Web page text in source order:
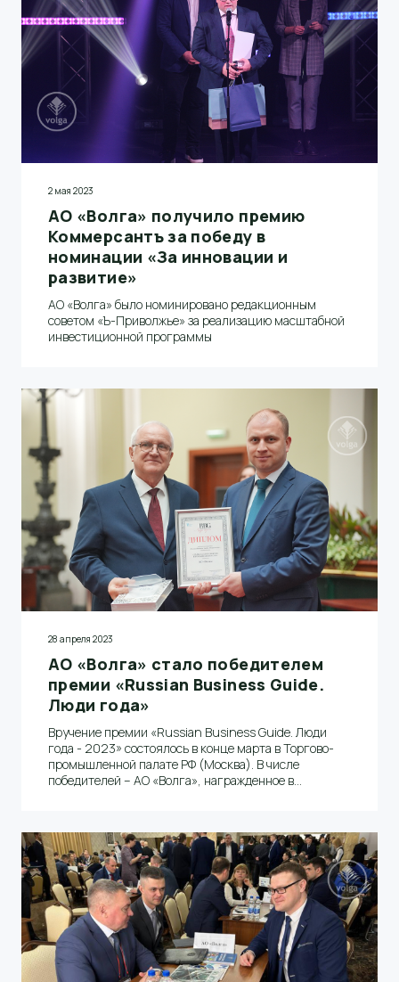
2 мая 2023
АО «Волга» получило премию
Коммерсантъ за победу в
номинации «За инновации и
развитие»
АО «Волга» было номинировано редакционным
советом «Ъ-Приволжье» за реализацию масштабной
инвестиционной программы
28 апреля 2023
АО «Волга» стало победителем
премии «Russian Business Guide.
Люди года»
Вручение премии «Russian Business Guide. Люди
года - 2023» состоялось в конце марта в Торгово-
промышленной палате РФ (Москва). В числе
победителей – АО «Волга», награжденное в